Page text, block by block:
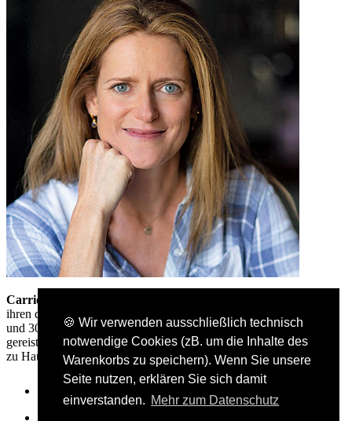
🍪 Wir verwenden ausschließlich technisch
notwendige Cookies (zB. um die Inhalte des
Warenkorbs zu speichern). Wenn Sie unsere
Seite nutzen, erklären Sie sich damit
einverstanden. Mehr zum Datenschutz
Carrie Sellon
ihren drei Kindern, einem Hund, einer Schildkröte, zwei Hühnern
und 30.000 Bienen in Hampshire. Früher ist sie durch die Welt
gereist und hat Naturdokus gefilmt, heute bleibt sie wie Piet lieber
zu Hause und isst zu viel Pizza.